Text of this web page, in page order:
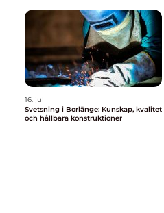
16. jul
Svetsning i Borlänge: Kunskap, kvalitet
och hållbara konstruktioner